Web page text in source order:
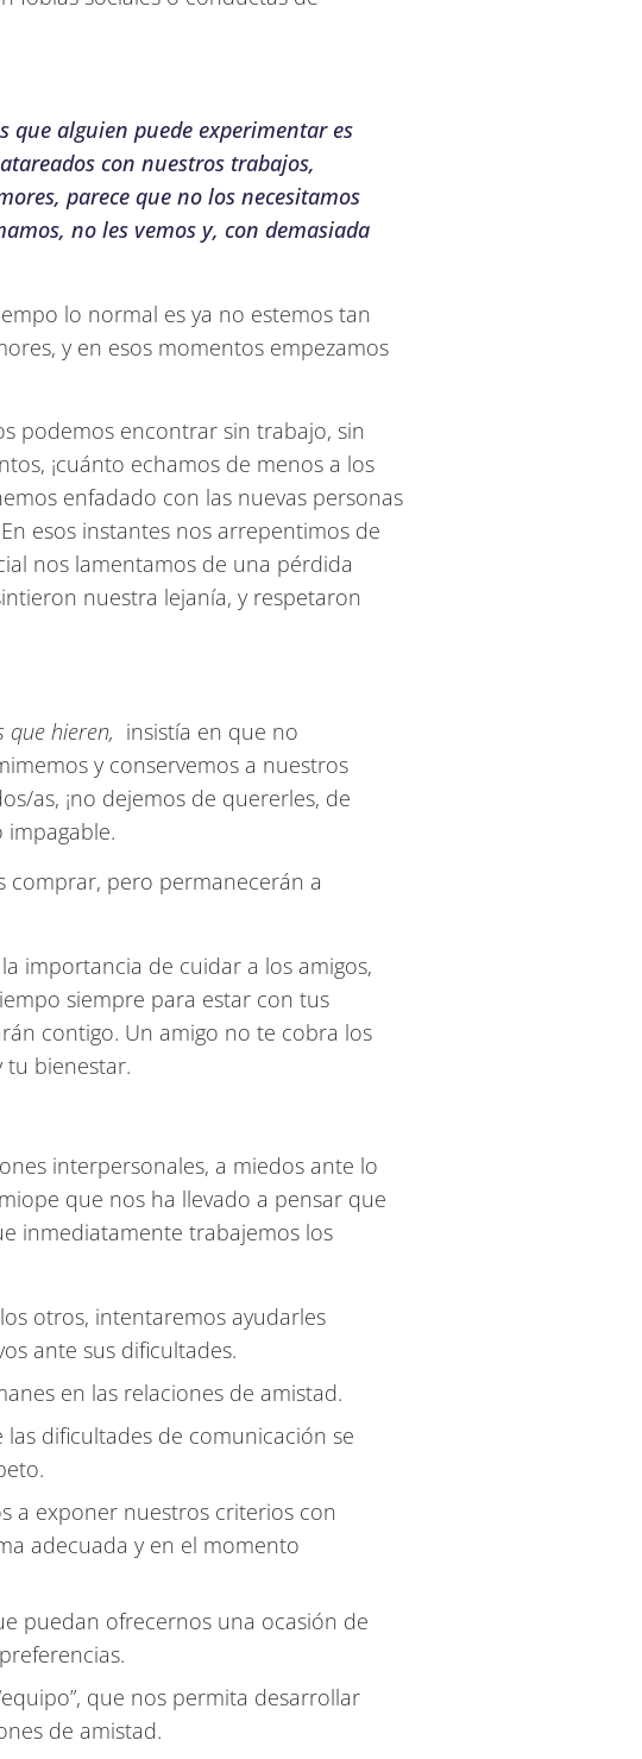
que alguien puede experimentar es
con nuestros trabajos,
parece que no los necesitamos
no les vemos y, con demasiada
lo normal es ya no estemos tan
y en esos momentos empezamos
podemos encontrar sin trabajo, sin
¡cuánto echamos de menos a los
enfadado con las nuevas personas
esos instantes nos arrepentimos de
nos lamentamos de una pérdida
nuestra lejanía, y respetaron
que hieren, insistía en que no
y conservemos a nuestros
as, ¡no dejemos de quererles, de
impagable.
comprar, pero permanecerán a
importancia de cuidar a los amigos,
siempre para estar con tus
contigo. Un amigo no te cobra los
tu bienestar.
interpersonales, a miedos ante lo
que nos ha llevado a pensar que
inmediatamente trabajemos los
otros, intentaremos ayudarles
ante sus dificultades.
en las relaciones de amistad.
dificultades de comunicación se
a exponer nuestros criterios con
adecuada y en el momento
puedan ofrecernos una ocasión de
que nos permita desarrollar
de amistad.